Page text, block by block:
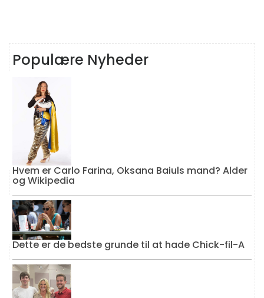
Populære Nyheder
Hvem er Carlo Farina, Oksana Baiuls mand? Alder
og Wikipedia
Dette er de bedste grunde til at hade Chick-fil-A